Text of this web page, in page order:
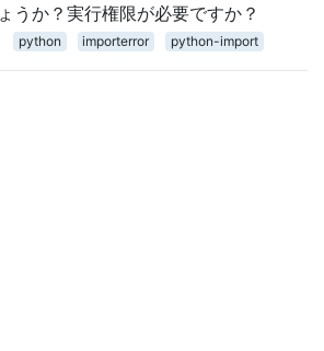
うか？実行権限が必要ですか？
python importerror python-import